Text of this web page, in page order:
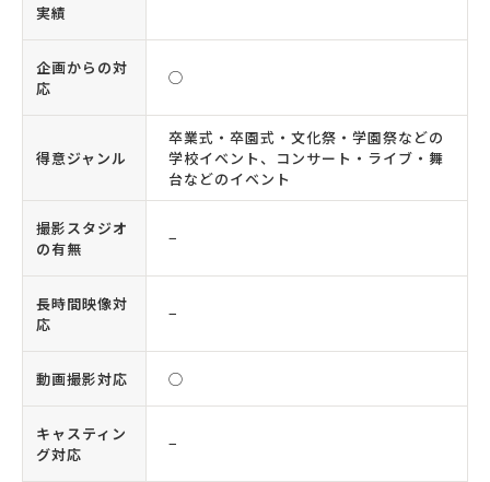
実績
企画からの対
応
◯
得意ジャンル
卒業式・卒園式・文化祭・学園祭などの
学校イベント、コンサート・ライブ・舞
台などのイベント
撮影スタジオ
の有無
−
長時間映像対
応
−
動画撮影対応 ◯
キャスティン
グ対応
−